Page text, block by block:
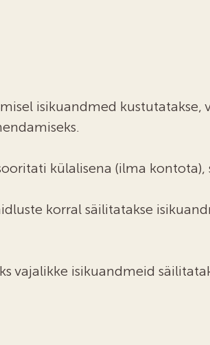
isikuandmed
külalisena (ilma
korral säilitatakse
vajalikke isikuandmeid